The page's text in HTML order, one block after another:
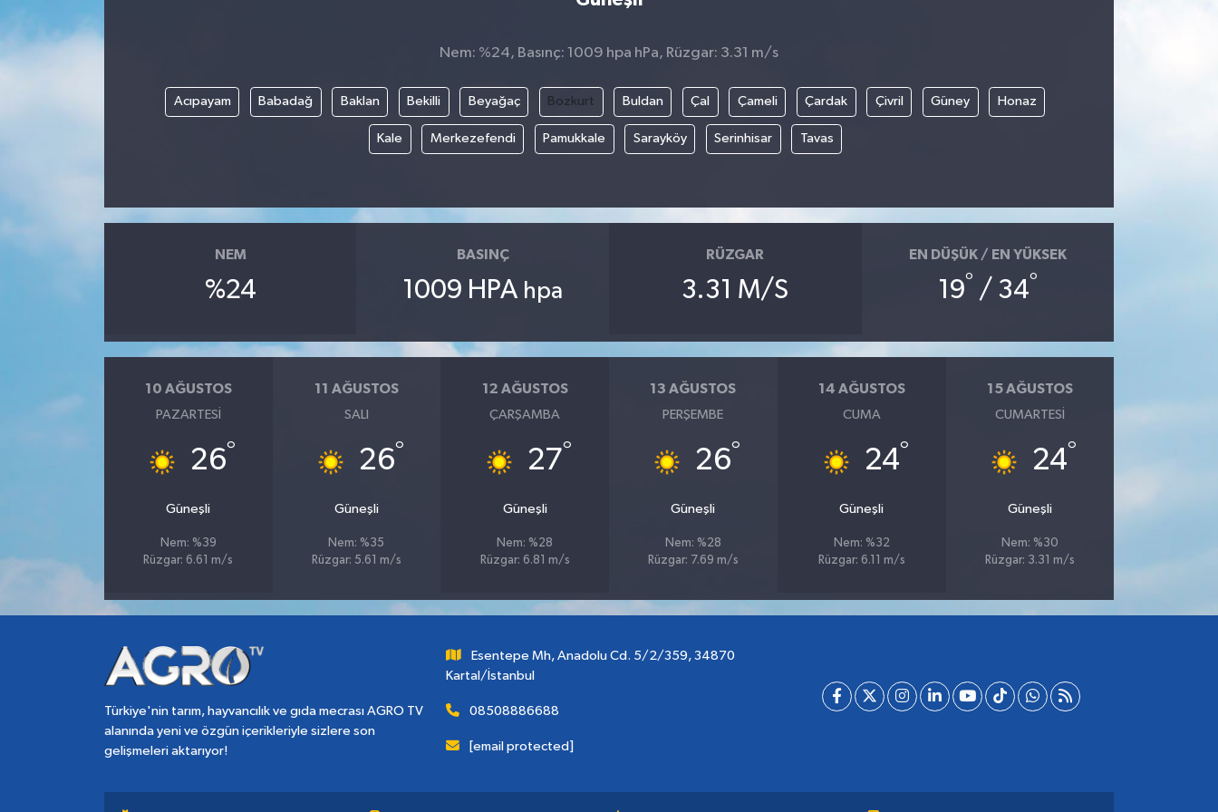
Nem: %24, Basınç: 1009 hpa hPa, Rüzgar: 3.31 m/s
Acıpayam Babadağ Baklan Bekilli Beyağaç Bozkurt Buldan Çal Çameli Çardak Çivril Güney Honaz
Kale Merkezefendi Pamukkale Sarayköy Serinhisar Tavas
NEM
%24
BASINÇ
1009 HPA hpa
RÜZGAR
3.31 M/S
EN DÜŞÜK / EN YÜKSEK
19° / 34°
10 AĞUSTOS
PAZARTESI
26°
Güneşli
Nem: %39
Rüzgar: 6.61 m/s
11 AĞUSTOS
SALI
26°
Güneşli
Nem: %35
Rüzgar: 5.61 m/s
12 AĞUSTOS
ÇARŞAMBA
27°
Güneşli
Nem: %28
Rüzgar: 6.81 m/s
13 AĞUSTOS
PERŞEMBE
26°
Güneşli
Nem: %28
Rüzgar: 7.69 m/s
14 AĞUSTOS
CUMA
24°
Güneşli
Nem: %32
Rüzgar: 6.11 m/s
15 AĞUSTOS
CUMARTESI
24°
Güneşli
Nem: %30
Rüzgar: 3.31 m/s
Türkiye'nin tarım, hayvancılık ve gıda mecrası AGRO TV
alanında yeni ve özgün içerikleriyle sizlere son
gelişmeleri aktarıyor!
Esentepe Mh, Anadolu Cd. 5/2/359, 34870
Kartal/İstanbul
08508886688
[email protected]